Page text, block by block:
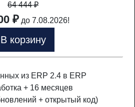
64 444₽
₽ до 7.08.2026!
В корзину
из ERP 2.4 в ERP
+ 16 месяцев
+ открытый код)